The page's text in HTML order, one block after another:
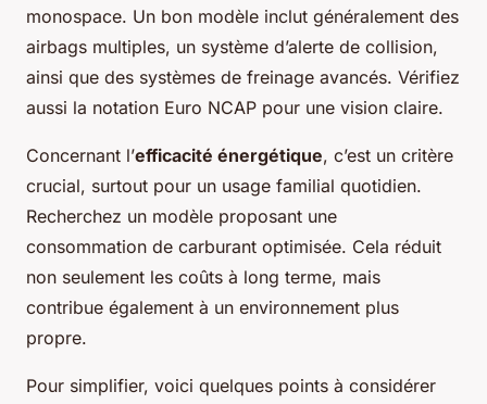
monospace. Un bon modèle inclut généralement des
airbags multiples, un système d’alerte de collision,
ainsi que des systèmes de freinage avancés. Vérifiez
aussi la notation Euro NCAP pour une vision claire.
Concernant l’efficacité énergétique, c’est un critère
crucial, surtout pour un usage familial quotidien.
Recherchez un modèle proposant une
consommation de carburant optimisée. Cela réduit
non seulement les coûts à long terme, mais
contribue également à un environnement plus
propre.
Pour simplifier, voici quelques points à considérer